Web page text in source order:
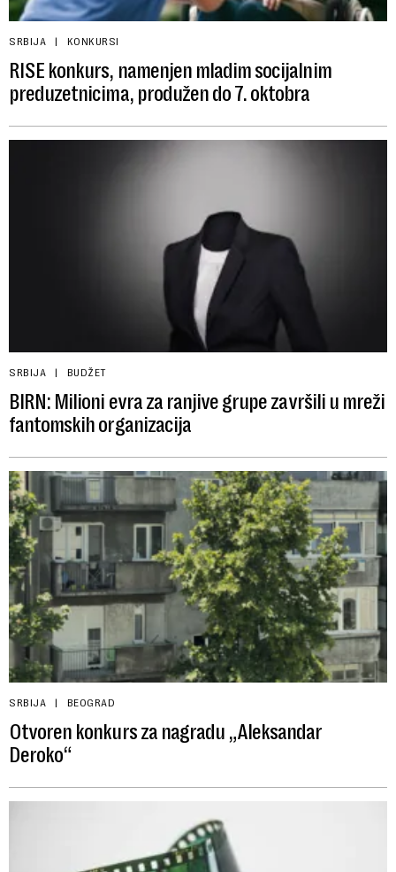
SRBIJA KONKURSI
RISE konkurs, namenjen mladim socijalnim
preduzetnicima, produžen do 7. oktobra
SRBIJA BUDŽET
BIRN: Milioni evra za ranjive grupe završili u mreži
fantomskih organizacija
SRBIJA BEOGRAD
Otvoren konkurs za nagradu „Aleksandar
Deroko“